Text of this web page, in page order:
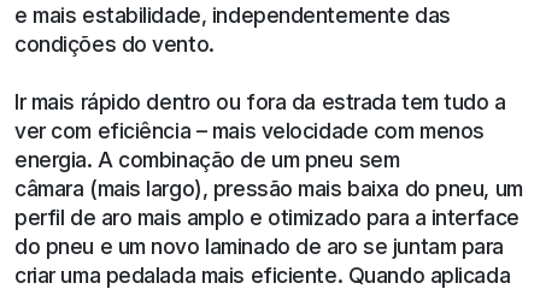
e mais estabilidade, independentemente das
condições do vento.
Ir mais rápido dentro ou fora da estrada tem tudo a
ver com eficiência – mais velocidade com menos
energia. A combinação de um pneu sem
câmara (mais largo), pressão mais baixa do pneu, um
perfil de aro mais amplo e otimizado para a interface
do pneu e um novo laminado de aro se juntam para
criar uma pedalada mais eficiente. Quando aplicada